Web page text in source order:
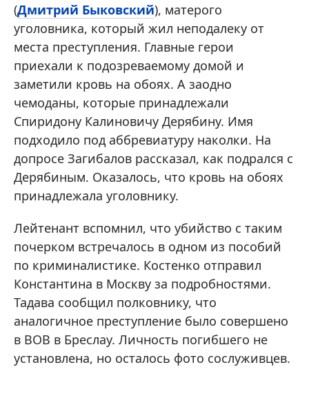
(Дмитрий Быковский), матерого
уголовника, который жил неподалеку от
места преступления. Главные герои
приехали к подозреваемому домой и
заметили кровь на обоях. А заодно
чемоданы, которые принадлежали
Спиридону Калиновичу Дерябину. Имя
подходило под аббревиатуру наколки. На
допросе Загибалов рассказал, как подрался с
Дерябиным. Оказалось, что кровь на обоях
принадлежала уголовнику.
Лейтенант вспомнил, что убийство с таким
почерком встречалось в одном из пособий
по криминалистике. Костенко отправил
Константина в Москву за подробностями.
Тадава сообщил полковнику, что
аналогичное преступление было совершено
в ВОВ в Бреслау. Личность погибшего не
установлена, но осталось фото сослуживцев.